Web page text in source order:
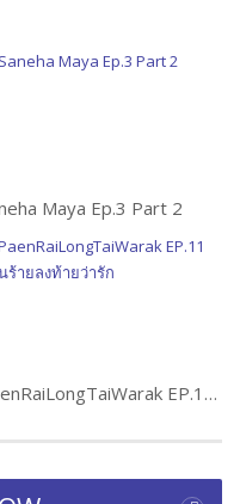
Maya Ep.3 Part 2
PaenRaiLongTaiWarak EP.11 แผนร้ายลงท้ายว่ารัก